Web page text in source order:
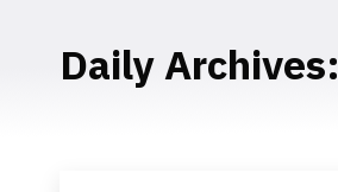
Daily Archives: